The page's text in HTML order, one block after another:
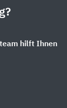
hilft Ihnen